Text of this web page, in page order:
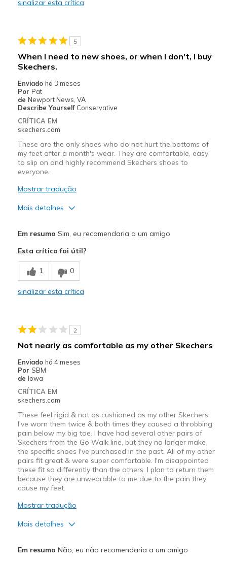
Casual Wear
Width
Sizing
Feels true to size
View On Shoes
Shoes are for Wearing
sinalizar esta crítica
5
When I need to new shoes, or when I don't, I buy
Skechers.
Enviado há 3 meses
Por Pat
de Newport News, VA
Describe Yourself Conservative
CRÍTICA EM
skechers.com
These are the only shoes who do not hurt the bottoms of
my feet after a month's wear. They are comfortable, easy
to slip on and highly recommend Skechers shoes to
everyone.
Mostrar tradução
Mais detalhes
Comfortable
Stylish
Going Out
Travel
Width
View On Shoes
Shoes are for Wearing
Em resumo Sim, eu recomendaria a um amigo
Esta crítica foi útil?
1 0
sinalizar esta crítica
2
Not nearly as comfortable as my other Skechers
Enviado há 4 meses
Por SBM
de Iowa
CRÍTICA EM
skechers.com
These feel rigid & not as cushioned as my other Skechers.
I've worn them twice & both times they caused a throbbing
pain below my big toe. I have had several other pairs of
Skechers from the Go Walk line, but they no longer make
the specific shoes I've purchased in the past. All of my other
pairs fit great & were super comfortable. I'm disappointed
these fit so differently than the others. I plan to return them
because they are unwearable to me due to the pain they
cause my feet.
Mostrar tradução
Mais detalhes
Em resumo Não, eu não recomendaria a um amigo